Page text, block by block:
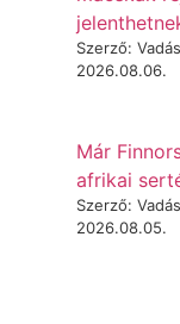
Szerző:
2026.08.06.
Már
afrikai
Szerző:
2026.08.05.